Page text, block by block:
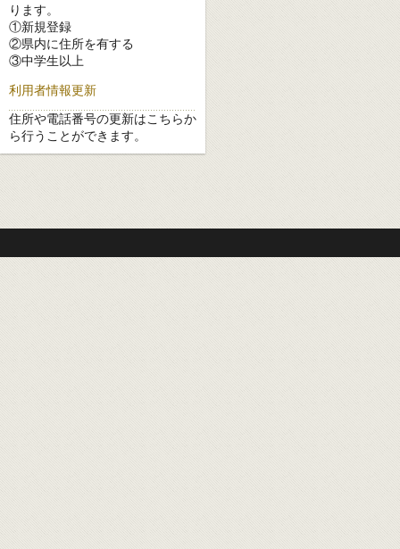
ります。
①新規登録
②県内に住所を有する
③中学生以上
利用者情報更新
住所や電話番号の更新はこちらか
ら行うことができます。